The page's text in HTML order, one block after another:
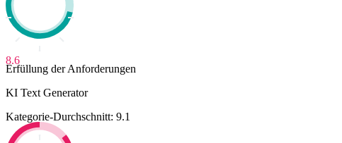
8.6
Erfüllung der Anforderungen
KI Text Generator
Kategorie-Durchschnitt: 9.1